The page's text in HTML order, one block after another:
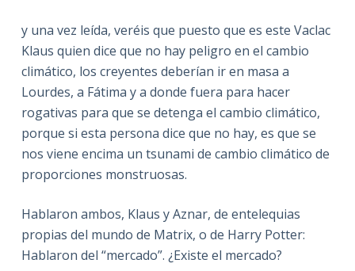
y una vez leída, veréis que puesto que es este Vaclac
Klaus quien dice que no hay peligro en el cambio
climático, los creyentes deberían ir en masa a
Lourdes, a Fátima y a donde fuera para hacer
rogativas para que se detenga el cambio climático,
porque si esta persona dice que no hay, es que se
nos viene encima un tsunami de cambio climático de
proporciones monstruosas.
Hablaron ambos, Klaus y Aznar, de entelequias
propias del mundo de Matrix, o de Harry Potter:
Hablaron del “mercado”. ¿Existe el mercado?